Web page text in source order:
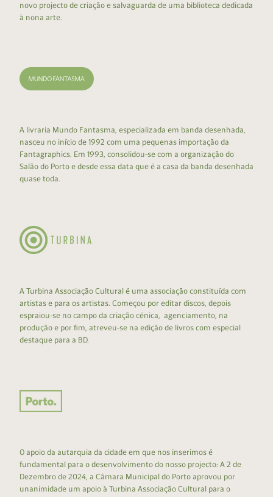
novo projecto de criação e salvaguarda de uma biblioteca dedicada
à nona arte.
A livraria Mundo Fantasma, especializada em banda desenhada,
nasceu no início de 1992 com uma pequenas importação da
Fantagraphics. Em 1993, consolidou-se com a organização do
Salão do Porto e desde essa data que é a casa da banda desenhada
quase toda.
A Turbina Associação Cultural é uma associação constituída com
artistas e para os artistas. Começou por editar discos, depois
espraiou-se no campo da criação cénica, agenciamento, na
produção e por fim, atreveu-se na edição de livros com especial
destaque para a BD.
O apoio da autarquia da cidade em que nos inserimos é
fundamental para o desenvolvimento do nosso projecto: A 2 de
Dezembro de 2024, a Câmara Municipal do Porto aprovou por
unanimidade um apoio à Turbina Associação Cultural para o